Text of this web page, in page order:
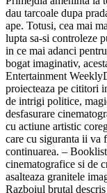
dau tarcoale dupa
ape. Totusi, cea mai
lupta sa-si controleze
in ce mai adanci
bogat imaginativ,
Entertainment
proiecteaza pe cititori
de intrigi politice,
desfasurare
cu actiune artistic
care cu siguranta ii va
continuarea. –
cinematografice si de
asalteaza granitele
Razboiul brutal